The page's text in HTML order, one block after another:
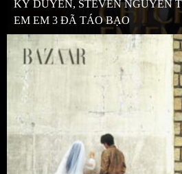
KỲ DUYÊN, STEVEN NGUYỄN
EM EM 3 ĐÃ TÁO BẠO